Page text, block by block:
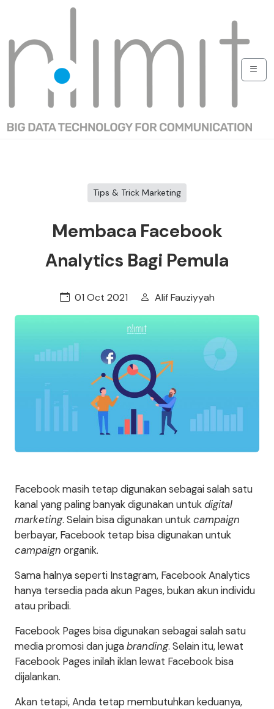
Tips & Trick Marketing
Membaca Facebook
Analytics Bagi Pemula
01 Oct 2021 Alif Fauziyyah
Facebook masih tetap digunakan sebagai salah satu
kanal yang paling banyak digunakan untukdigital
marketing. Selain bisa digunakan untukcampaign
berbayar, Facebook tetap bisa digunakan untuk
campaign organik.
Sama halnya seperti Instagram, Facebook Analytics
hanya tersedia pada akun Pages, bukan akun individu
atau pribadi.
Facebook Pages bisa digunakan sebagai salah satu
media promosi dan jugabranding. Selain itu, lewat
Facebook Pages inilah iklan lewat Facebook bisa
dijalankan.
Akan tetapi, Anda tetap membutuhkan keduanya,